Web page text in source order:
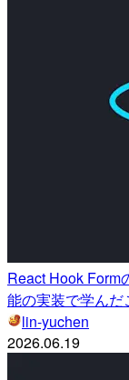
React Hook Form
能の実装で学んだ
lin-yuchen
2026.06.19